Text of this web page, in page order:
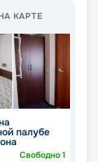
КАРТЕ
палубе
Свободно1